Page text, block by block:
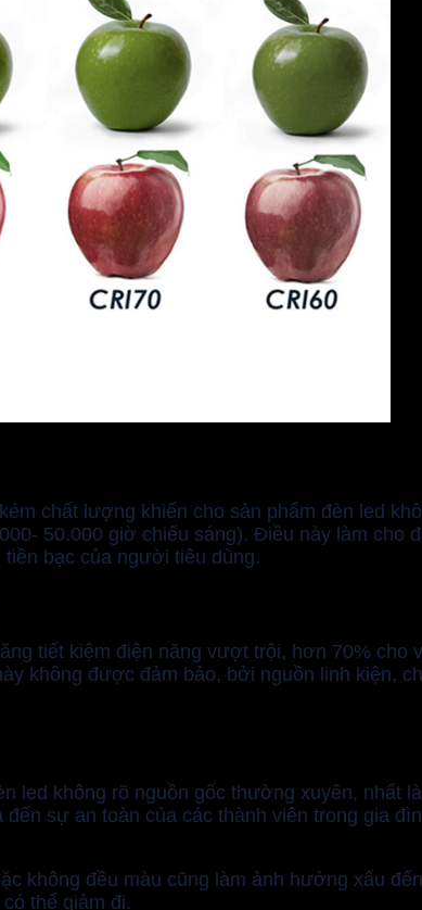
chất lượng khiến cho sản phẩm đèn led
50.000 giờ chiếu sáng). Điều này làm cho
bạc của người tiêu dùng.
tiết kiệm điện năng vượt trội, hơn 70% cho
không được đảm bảo, bởi nguồn linh kiện,
led không rõ nguồn gốc thường xuyên, nhất
sự an toàn của các thành viên trong gia
không đều màu cũng làm ảnh hưởng xấu
thể giảm đi.